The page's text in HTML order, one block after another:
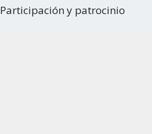
y patrocinio